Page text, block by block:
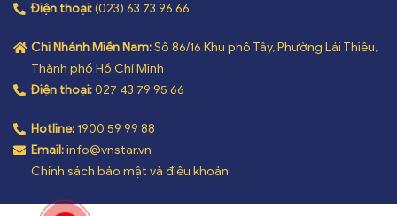
Điện thoại:(023) 63 73 96 66
Chi Nhánh Miền Nam:Số 86/16 Khu phố Tây, Phường Lái Thiêu,
Thành phố Hồ Chí Minh
Điện thoại:027 43 79 95 66
Hotline:1900 59 99 88
Email:info@vnstar.vn
Chính sách bảo mật và điều khoản